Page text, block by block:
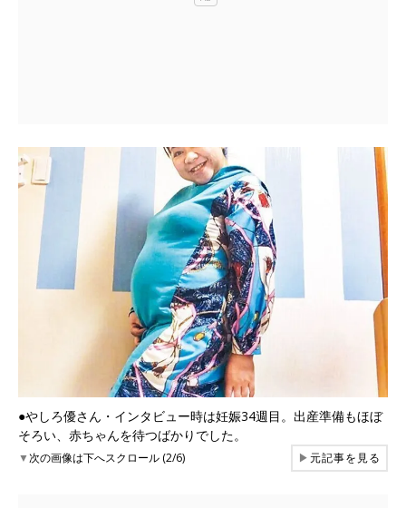
●やしろ優さん・インタビュー時は妊娠34週目。出産準備もほぼ
そろい、赤ちゃんを待つばかりでした。
▼次の画像は下へスクロール (2/6) ▶元記事を見る